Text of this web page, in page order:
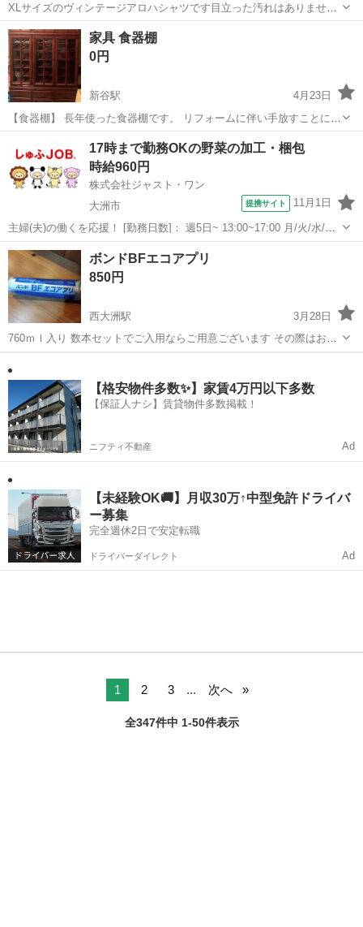
XLサイズのヴィンテージアロハシャツです目立った汚れはありませ
ん。サイズが合わなくなったのでどなたか欲しい方大洲市近辺でお願
いいたします(*-ω人)
愛媛 大洲市 伊予大洲駅
家具 食器棚
0円
新谷駅
4月23日
【食器棚】 長年使った食器棚です。 リフォームに伴い手放すことにし
ました。 ガラス扉の取手部分に傷があります。 中古品、長年使用して
いることをご理解いただける ようでしたらまだ充分使っていただける
と思います。 ...
新谷駅 その他 食器棚
17時まで勤務OKの野菜の加工・梱包
時給960円
株式会社ジャスト・ワン
大洲市
提携サイト 11月1日
主婦(夫)の働くを応援！ [勤務日数]： 週5日~ 13:00~17:00 月/火/水/金/
土 [勤務地・最寄駅]： 愛媛県大洲市 株式会社ジャスト・ワン 伊予大
洲駅 [職種名]：野菜の加工・梱包 [求人概要]： ＼...
愛媛 大洲市 その他
ボンドBFエコアプリ
850円
西大洲駅
3月28日
760ｍｌ入り 数本セットでご入用ならご用意ございます その際はお値
引きいたします 南予中予あたりなら、お持ちいたします よろしくお願
いします
【格安物件多数✨】家賃4万円以下多数
【保証人ナシ】賃貸物件多数掲載！
ニフティ不動産 Ad
【未経験OK🚚】月収30万↑中型免許ドライバ
ー募集
完全週休2日で安定転職
ドライバーダイレクト Ad
1 2 3 ... 次へ
全347件中 1-50件表示